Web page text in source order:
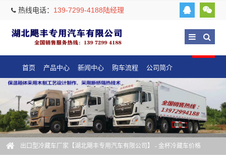
热线电话： 139-7299-4188陆经理
首页 产品中心 新闻中心 购车流程 公司简介
出口型冷藏车厂家【湖北飓丰专用汽车有限公司】 - 金杯冷藏车价格